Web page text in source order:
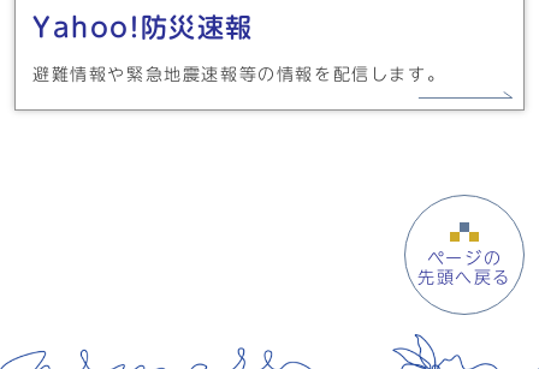
Yahoo!防災速報
避難情報や緊急地震速報等の情報を配信します。
ページの
先頭へ戻る